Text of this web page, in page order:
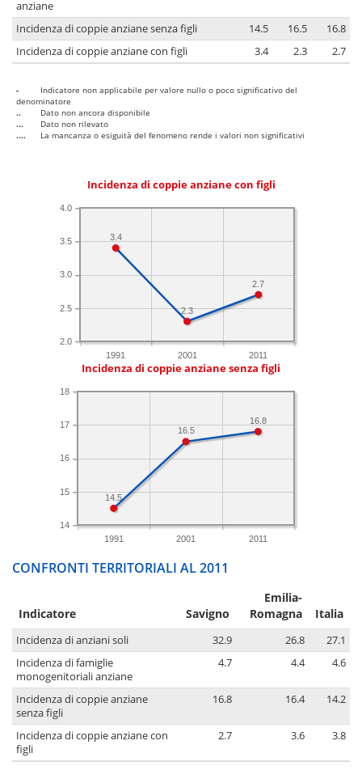
anziane
Incidenza di coppie anziane senza figli 14.5 16.5
16.8
Incidenza di coppie anziane con figli
3.4 2.3 2.7
-
Indicatore non applicabile per valore nullo o poco significativo del
denominatore
..
Dato non ancora disponibile
...
Dato non rilevato
....
La mancanza o esiguità del fenomeno rende i valori non significativi
Incidenza di coppie anziane con figli
1991 2001 2011
2.0
2.5
3.0
3.5
4.0
2.7
2.3
3.4
Incidenza di coppie anziane senza figli
1991 2001 2011
14
15
16
17
18
16.8
16.5
14.5
CONFRONTI TERRITORIALI AL 2011
Indicatore Savigno
Emilia-
Romagna
Italia
Incidenza di anziani soli 32.9 26.8
27.1
Incidenza di famiglie
monogenitoriali anziane
4.7 4.4 4.6
Incidenza di coppie anziane
senza figli
16.8 16.4 14.2
Incidenza di coppie anziane con
figli
2.7 3.6 3.8